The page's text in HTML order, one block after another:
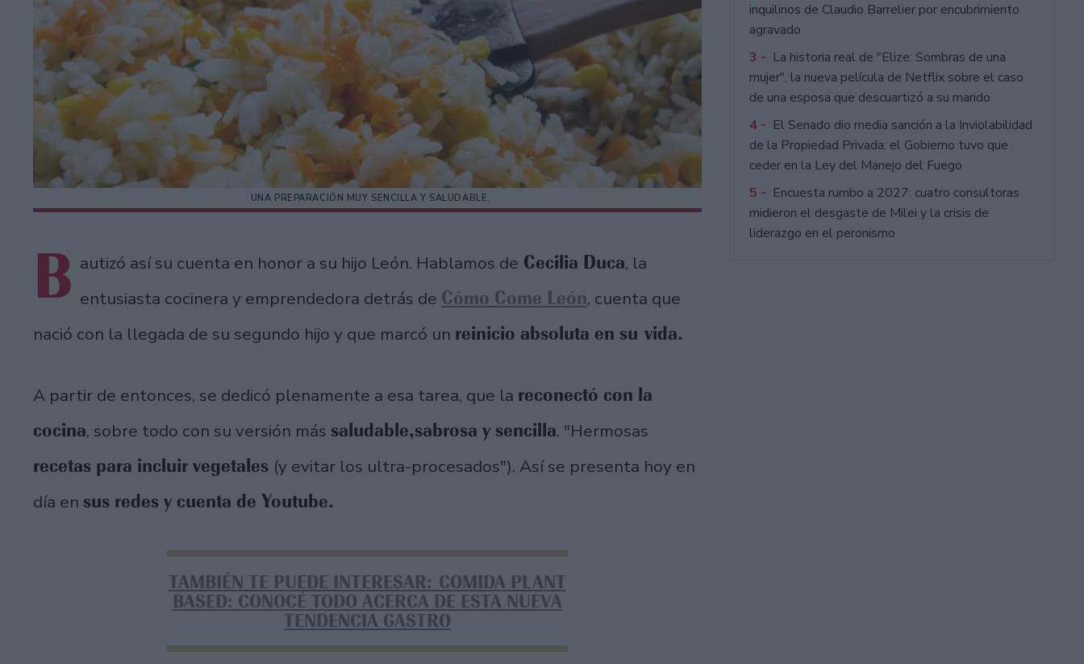
UNA PREPARACIÓN MUY SENCILLA Y SALUDABLE.
B autizó así su cuenta en honor a su hijo León. Hablamos de Cecilia Duca, la
entusiasta cocinera y emprendedora detrás de Cómo Come León, cuenta que
nació con la llegada de su segundo hijo y que marcó un reinicio absoluta en su vida.
A partir de entonces, se dedicó plenamente a esa tarea, que la reconectó con la
cocina, sobre todo con su versión más saludable,sabrosa y sencilla. "Hermosas
recetas para incluir vegetales (y evitar los ultra-procesados"). Así se presenta hoy en
día en sus redes y cuenta de Youtube.
TAMBIÉN TE PUEDE INTERESAR: COMIDA PLANT
BASED: CONOCÉ TODO ACERCA DE ESTA NUEVA
TENDENCIA GASTRO
inquilinos de Claudio Barrelier por encubrimiento
agravado
3 - La historia real de "Elize: Sombras de una
mujer", la nueva película de Netflix sobre el caso
de una esposa que descuartizó a su marido
4 - El Senado dio media sanción a la Inviolabilidad
de la Propiedad Privada: el Gobierno tuvo que
ceder en la Ley del Manejo del Fuego
5 - Encuesta rumbo a 2027: cuatro consultoras
midieron el desgaste de Milei y la crisis de
liderazgo en el peronismo